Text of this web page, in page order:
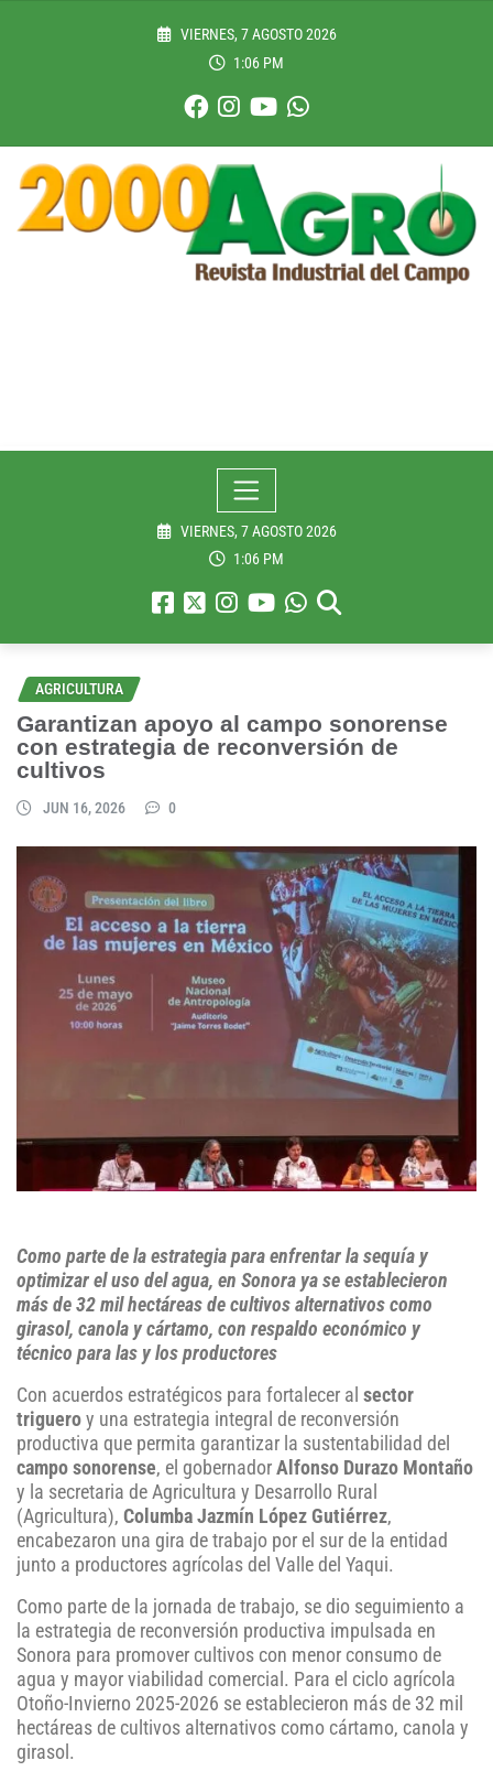
VIERNES, 7 AGOSTO 2026
1:06 PM
VIERNES, 7 AGOSTO 2026
1:06 PM
AGRICULTURA
Garantizan apoyo al campo sonorense
con estrategia de reconversión de
cultivos
JUN 16, 2026 0
Como parte de la estrategia para enfrentar la sequía y
optimizar el uso del agua, en Sonora ya se establecieron
más de 32 mil hectáreas de cultivos alternativos como
girasol, canola y cártamo, con respaldo económico y
técnico para las y los productores
Con acuerdos estratégicos para fortalecer al sector
triguero y una estrategia integral de reconversión
productiva que permita garantizar la sustentabilidad del
campo sonorense, el gobernador Alfonso Durazo Montaño
y la secretaria de Agricultura y Desarrollo Rural
(Agricultura), Columba Jazmín López Gutiérrez,
encabezaron una gira de trabajo por el sur de la entidad
junto a productores agrícolas del Valle del Yaqui.
Como parte de la jornada de trabajo, se dio seguimiento a
la estrategia de reconversión productiva impulsada en
Sonora para promover cultivos con menor consumo de
agua y mayor viabilidad comercial. Para el ciclo agrícola
Otoño-Invierno 2025-2026 se establecieron más de 32 mil
hectáreas de cultivos alternativos como cártamo, canola y
girasol.